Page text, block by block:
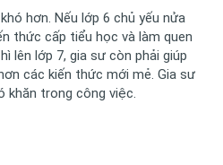
hơn. Nếu lớp 6 chủ yếu nửa
thức cấp tiểu học và làm quen
lên lớp 7, gia sư còn phải giúp
các kiến thức mới mẻ. Gia sư
khăn trong công việc.